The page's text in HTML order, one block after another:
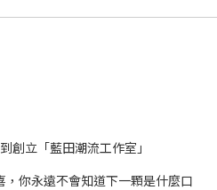
立「藍田潮流工作室」
你永遠不會知道下一顆是什麼口